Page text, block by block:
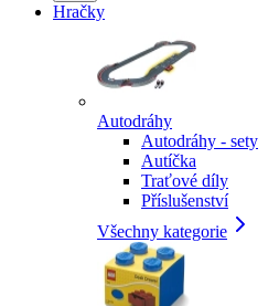
Hračky
Autodráhy
Autodráhy - sety
Autíčka
Traťové díly
Příslušenství
Všechny kategorie